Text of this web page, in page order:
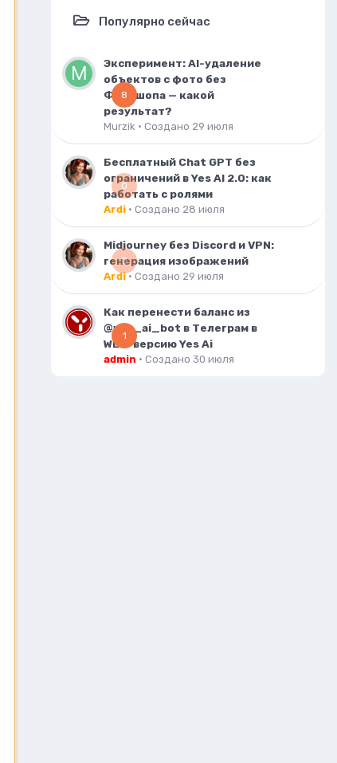
Популярно сейчас
8
Эксперимент: AI-удаление
объектов с фото без
Фотошопа — какой
результат?
Murzik · Создано 29 июля
0
Бесплатный Chat GPT без
ограничений в Yes AI 2.0: как
работать с ролями
Ardi · Создано 28 июля
0
Midjourney без Discord и VPN:
генерация изображений
Ardi· Создано 29 июля
1
Как перенести баланс из
@yes_ai_bot в Телеграм в
WEB-версию Yes Ai
admin · Создано 30 июля